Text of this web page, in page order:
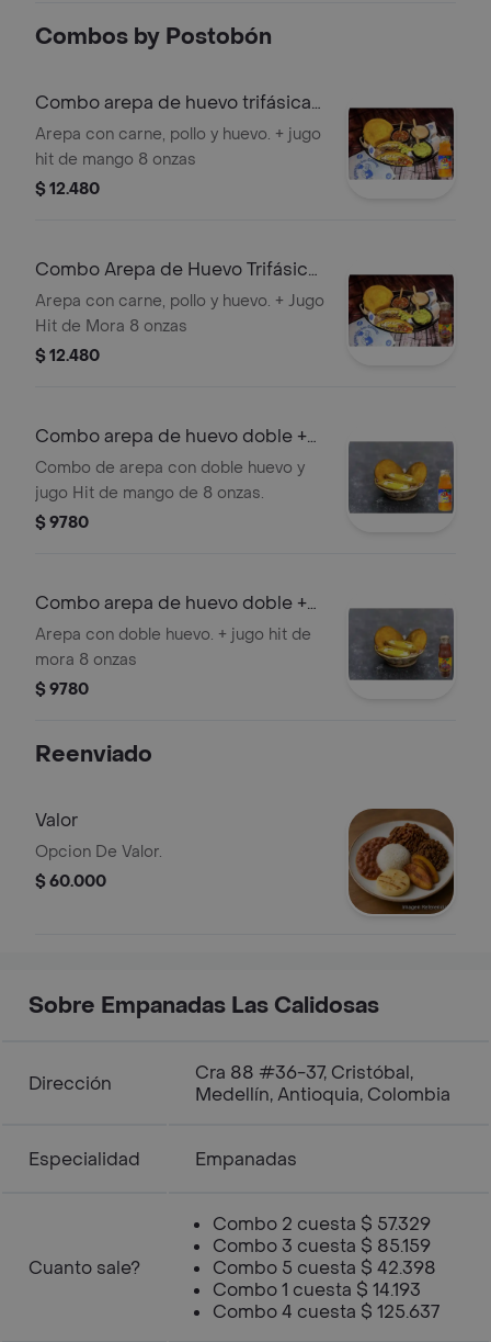
Combos by Postobón
Combo arepa de huevo trifásica+
jugo hit
Arepa con carne, pollo y huevo. + jugo
hit de mango 8 onzas
$ 12.480
Combo Arepa de Huevo Trifásica
+ Jugo Hit de Mora
Arepa con carne, pollo y huevo. + Jugo
Hit de Mora 8 onzas
$ 12.480
Combo arepa de huevo doble +
jugo hit
Combo de arepa con doble huevo y
jugo Hit de mango de 8 onzas.
$ 9780
Combo arepa de huevo doble +
jugo hit
Arepa con doble huevo. + jugo hit de
mora 8 onzas
$ 9780
Reenviado
Valor
Opcion De Valor.
$ 60.000
Sobre Empanadas Las Calidosas
Dirección
Cra 88 #36-37, Cristóbal,
Medellín, Antioquia, Colombia
Especialidad Empanadas
Cuanto sale?
Combo 2 cuesta $ 57.329
Combo 3 cuesta $ 85.159
Combo 5 cuesta $ 42.398
Combo 1 cuesta $ 14.193
Combo 4 cuesta $ 125.637